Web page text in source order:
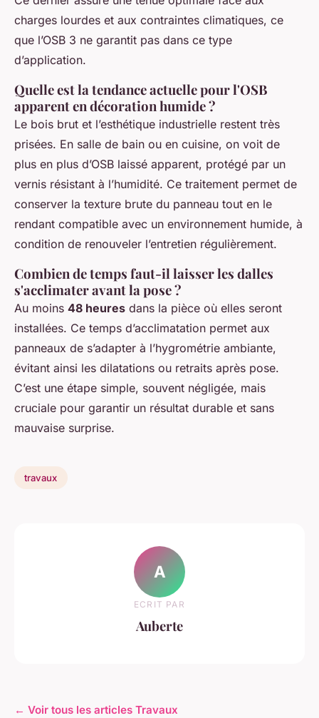
charges lourdes et aux contraintes climatiques, ce
que l’OSB 3 ne garantit pas dans ce type
d’application.
Quelle est la tendance actuelle pour l'OSB
apparent en décoration humide ?
Le bois brut et l’esthétique industrielle restent très
prisées. En salle de bain ou en cuisine, on voit de
plus en plus d’OSB laissé apparent, protégé par un
vernis résistant à l’humidité. Ce traitement permet de
conserver la texture brute du panneau tout en le
rendant compatible avec un environnement humide, à
condition de renouveler l’entretien régulièrement.
Combien de temps faut-il laisser les dalles
s'acclimater avant la pose ?
Au moins 48 heures dans la pièce où elles seront
installées. Ce temps d’acclimatation permet aux
panneaux de s’adapter à l’hygrométrie ambiante,
évitant ainsi les dilatations ou retraits après pose.
C’est une étape simple, souvent négligée, mais
cruciale pour garantir un résultat durable et sans
mauvaise surprise.
travaux
A
ECRIT PAR
Auberte
← Voir tous les articles Travaux